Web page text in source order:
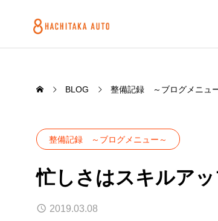
BLOG 整備記録 ～ブログメニュ
整備記録 ～ブログメニュー～
忙しさはスキルアッ
2019.03.08